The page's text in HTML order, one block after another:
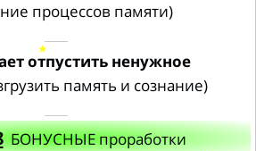
процессов памяти)
отпустить ненужное
память и сознание)
БОНУСНЫЕ проработки